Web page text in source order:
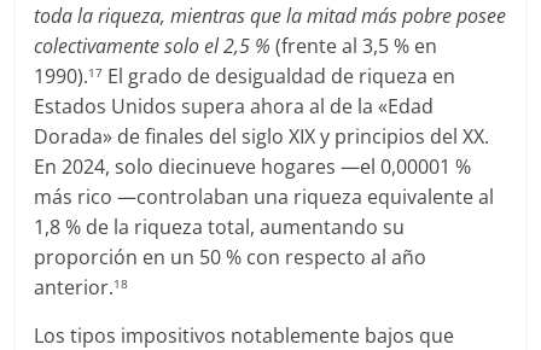
toda la riqueza, mientras que la mitad más pobre posee
colectivamente solo el 2,5 % (frente al 3,5 % en
1990).17 El grado de desigualdad de riqueza en
Estados Unidos supera ahora al de la «Edad
Dorada» de finales del siglo XIX y principios del XX.
En 2024, solo diecinueve hogares —el 0,00001 %
más rico —controlaban una riqueza equivalente al
1,8 % de la riqueza total, aumentando su
proporción en un 50 % con respecto al año
anterior.18
Los tipos impositivos notablemente bajos que